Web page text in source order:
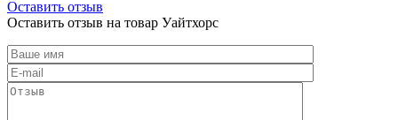
Оставить отзыв
Оставить отзыв на товар Уайтхорс